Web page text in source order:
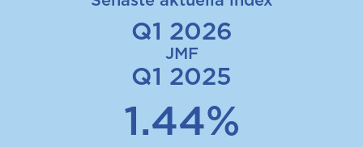
Q1 2026
JMF
Q1 2025
1.44%